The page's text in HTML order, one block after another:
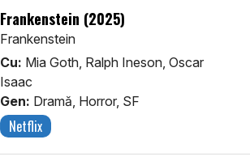
Frankenstein (2025)
Frankenstein
Cu: Mia Goth, Ralph Ineson, Oscar
Isaac
Gen: Dramă, Horror, SF
Netflix